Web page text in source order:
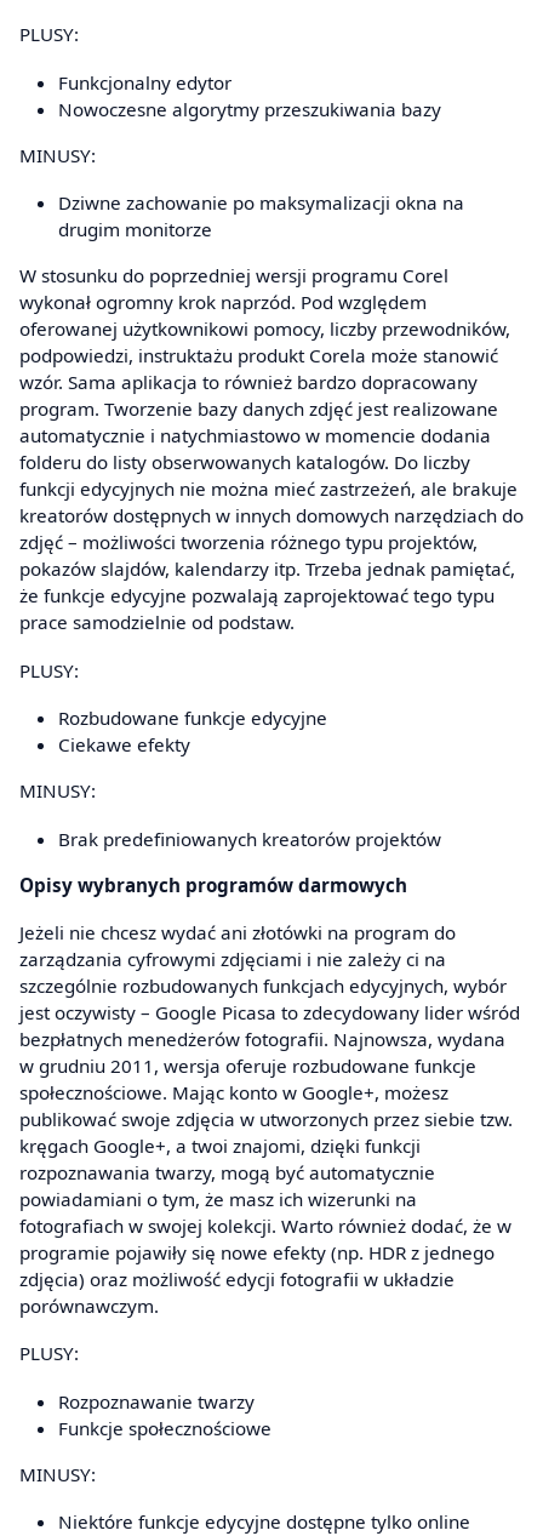
PLUSY:
Funkcjonalny edytor
Nowoczesne algorytmy przeszukiwania bazy
MINUSY:
Dziwne zachowanie po maksymalizacji okna na
drugim monitorze
W stosunku do poprzedniej wersji programu Corel
wykonał ogromny krok naprzód. Pod względem
oferowanej użytkownikowi pomocy, liczby przewodników,
podpowiedzi, instruktażu produkt Corela może stanowić
wzór. Sama aplikacja to również bardzo dopracowany
program. Tworzenie bazy danych zdjęć jest realizowane
automatycznie i natychmiastowo w momencie dodania
folderu do listy obserwowanych katalogów. Do liczby
funkcji edycyjnych nie można mieć zastrzeżeń, ale brakuje
kreatorów dostępnych w innych domowych narzędziach do
zdjęć – możliwości tworzenia różnego typu projektów,
pokazów slajdów, kalendarzy itp. Trzeba jednak pamiętać,
że funkcje edycyjne pozwalają zaprojektować tego typu
prace samodzielnie od podstaw.
PLUSY:
Rozbudowane funkcje edycyjne
Ciekawe efekty
MINUSY:
Brak predefiniowanych kreatorów projektów
Opisy wybranych programów darmowych
Jeżeli nie chcesz wydać ani złotówki na program do
zarządzania cyfrowymi zdjęciami i nie zależy ci na
szczególnie rozbudowanych funkcjach edycyjnych, wybór
jest oczywisty – Google Picasa to zdecydowany lider wśród
bezpłatnych menedżerów fotografii. Najnowsza, wydana
w grudniu 2011, wersja oferuje rozbudowane funkcje
społecznościowe. Mając konto w Google+, możesz
publikować swoje zdjęcia w utworzonych przez siebie tzw.
kręgach Google+, a twoi znajomi, dzięki funkcji
rozpoznawania twarzy, mogą być automatycznie
powiadamiani o tym, że masz ich wizerunki na
fotografiach w swojej kolekcji. Warto również dodać, że w
programie pojawiły się nowe efekty (np. HDR z jednego
zdjęcia) oraz możliwość edycji fotografii w układzie
porównawczym.
PLUSY:
Rozpoznawanie twarzy
Funkcje społecznościowe
MINUSY:
Niektóre funkcje edycyjne dostępne tylko online